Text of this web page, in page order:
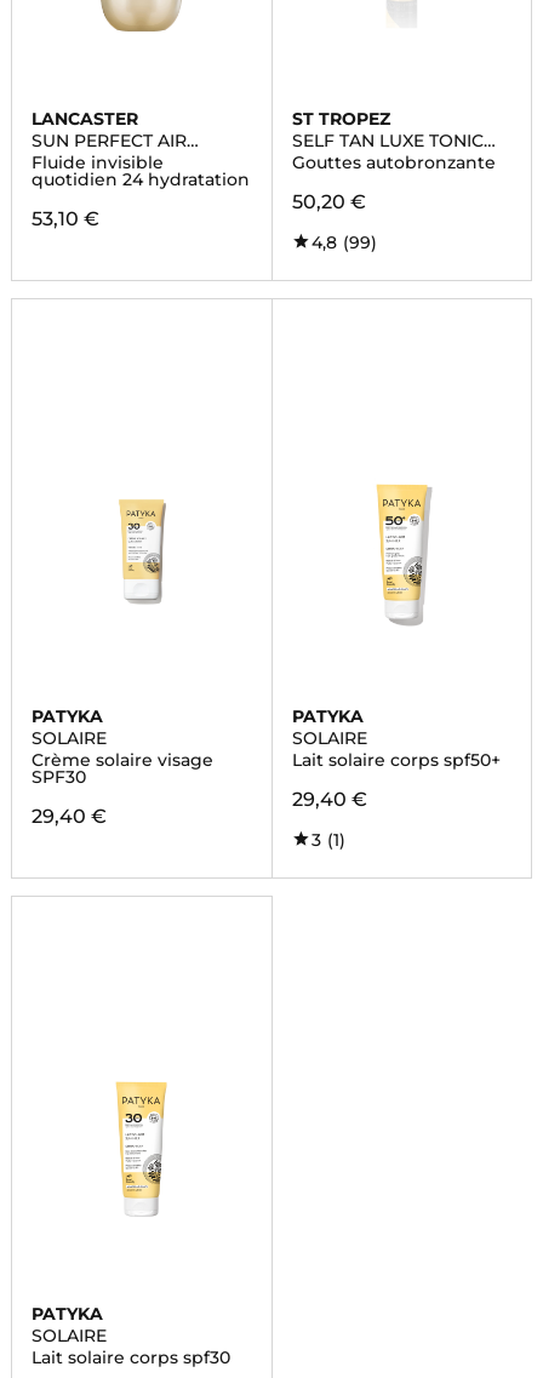
LANCASTER
SUN PERFECT AIR
HYDRA
Fluide invisible
quotidien 24 hydratation
53,10 €
ST TROPEZ
SELF TAN LUXE TONIC
GLOW
Gouttes autobronzante
50,20 €
4,8 (99)
PATYKA
SOLAIRE
Crème solaire visage
SPF30
29,40 €
PATYKA
SOLAIRE
Lait solaire corps spf50+
29,40 €
3 (1)
PATYKA
SOLAIRE
Lait solaire corps spf30